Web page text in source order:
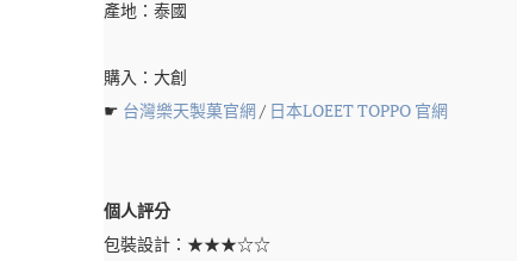
產地：泰國
購入：大創
☛ 台灣樂天製菓官網 / 日本LOEET TOPPO 官網
個人評分
包裝設計：★★★☆☆